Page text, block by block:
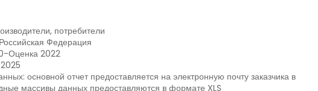
потребители
Федерация
Оценка 2022
основной отчет предоставляется на электронную почту заказчика в
массивы данных предоставляются в формате XLS